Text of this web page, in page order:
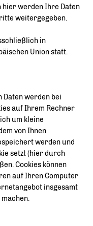
werden Ihre Daten
weitergegeben.
in
Union statt.
Daten werden bei
auf Ihrem Rechner
um kleine
von Ihnen
werden und
setzt (hier durch
Cookies können
auf Ihren Computer
insgesamt